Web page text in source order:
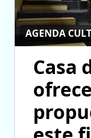
AGENDA
Casa